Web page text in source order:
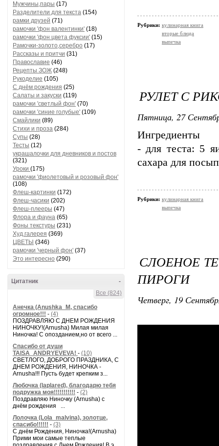
Мужчины,пары (17)
Разделители для текста (154)
рамки друзей (71)
рамочки 'фон валентинки' (18)
рамочки 'фон цвета фуксии' (15)
Рамочки-золото,серебро (17)
Рассказы и притчи (31)
Православие (46)
Рецепты ЗОЖ (248)
Рукоделие (105)
С днём рождения (25)
Салаты и закуски (119)
рамочки 'светлый фон' (70)
рамочки 'синие голубые' (109)
Смайлики (89)
Стихи и проза (284)
Супы (28)
Тесты (12)
украшалочки для дневников и постов
(321)
Уроки (175)
рамочки 'фиолетовый и розовый фон'
(108)
Флеш-картинки (172)
Флеш-часики (202)
Флеш-плееры (47)
Флора и фауна (65)
Фоны текстуры (231)
Худ.галерея (369)
ЦВЕТЫ (346)
рамочки 'черный фон' (37)
Это интересно (290)
-
Цитатник
Все (824)
Анечка (Anushka_M, спасибо
огромное!!! - (4)
ПОЗДРАВЛЯЮ С ДНЕМ РОЖДЕНИЯ
НИНОЧКУ!(Arnusha) Милая милая
Ниночка! С опозданием,но от всего ...
Спасибо от души
TAISA_ANDRYEVEVA! - (10)
СВЕТЛОГО, ДОБРОГО ПРАЗДНИКА, С
ДНЕМ РОЖДЕНИЯ, НИНОЧКА -
Arnusha!!! Пусть будет крепким з...
Любочка (laplared), благодарю тебя
подружка моя!!!!!!!!!!! - (2)
Поздравляю Ниночку (Arnusha) с
днём рождения ...
Лолочка (Lola_malvina), золотце,
спасибо!!!!!! - (3)
С днём Рождения, Ниночка!(Аrnusha)
Прими мои самые теплые
Рубрики: кулинарная книга
вторые блюда
выпечка
РУЛЕТ С
Пятница, 27
Ингредиенты
- для теста: 5
сахара для
Рубрики: кулинарная книга
выпечка
СЛОЕНОЕ
ПИРОГИ
Четверг, 19